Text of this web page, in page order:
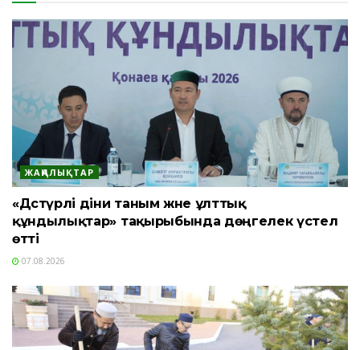
ЖАҢАЛЫҚТАР
«Дәстүрлі діни таным және ұлттық
құндылықтар» тақырыбында дөңгелек үстел
өтті
07.08.2026